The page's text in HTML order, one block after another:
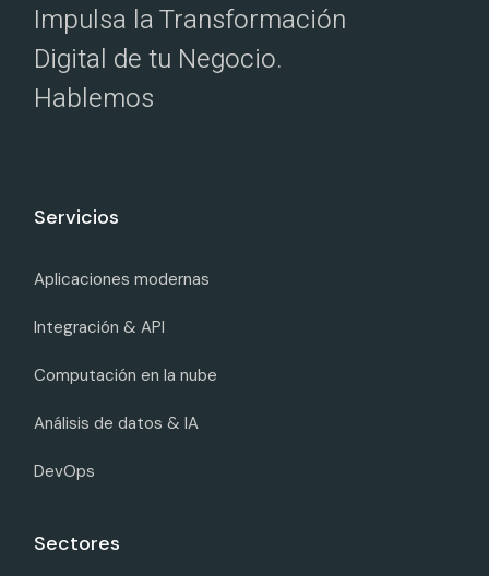
Impulsa la Transformación
Digital de tu Negocio.
Hablemos
Servicios
Aplicaciones modernas
Integración & API
Computación en la nube
Análisis de datos & IA
DevOps
Sectores